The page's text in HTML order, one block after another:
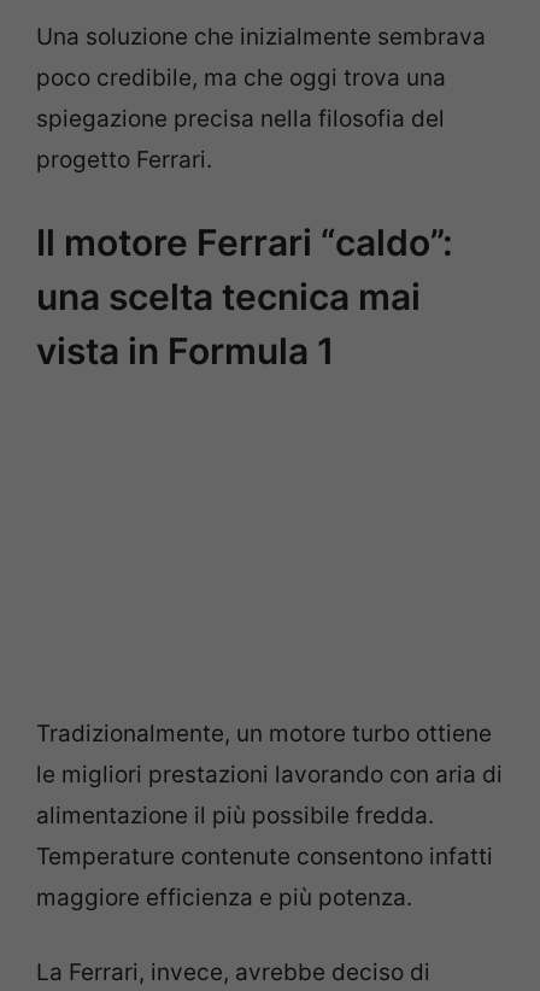
Una soluzione che inizialmente sembrava
poco credibile, ma che oggi trova una
spiegazione precisa nella filosofia del
progetto Ferrari.
Il motore Ferrari “caldo”:
una scelta tecnica mai
vista in Formula 1
Tradizionalmente, un motore turbo ottiene
le migliori prestazioni lavorando con aria di
alimentazione il più possibile fredda.
Temperature contenute consentono infatti
maggiore efficienza e più potenza.
La Ferrari, invece, avrebbe deciso di